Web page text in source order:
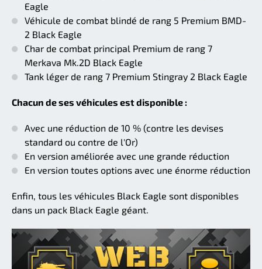
Eagle
Véhicule de combat blindé de rang 5 Premium BMD-
2 Black Eagle
Char de combat principal Premium de rang 7
Merkava Mk.2D Black Eagle
Tank léger de rang 7 Premium Stingray 2 Black Eagle
Chacun de ses véhicules est disponible :
Avec une réduction de 10 % (contre les devises
standard ou contre de l'Or)
En version améliorée avec une grande réduction
En version toutes options avec une énorme réduction
Enfin, tous les véhicules Black Eagle sont disponibles
dans un pack Black Eagle géant.